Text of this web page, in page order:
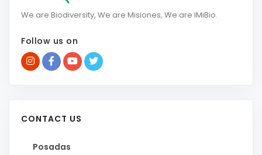
We are Biodiversity, We are Misiones, We are IMiBio.
Follow us on
CONTACT US
Posadas